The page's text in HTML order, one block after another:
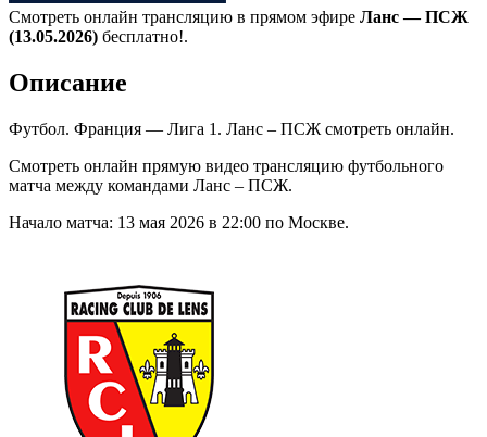
Смотреть онлайн трансляцию в прямом эфире Ланс — ПСЖ
(13.05.2026) бесплатно!.
Описание
Футбол. Франция — Лига 1. Ланс – ПСЖ смотреть онлайн.
Смотреть онлайн прямую видео трансляцию футбольного
матча между командами Ланс – ПСЖ.
Начало матча: 13 мая 2026 в 22:00 по Москве.